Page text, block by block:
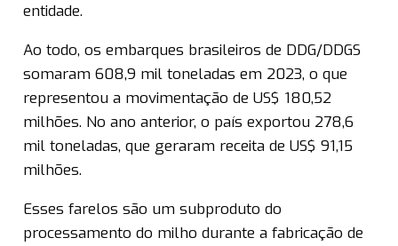
entidade.
Ao todo, os embarques brasileiros de DDG/DDGS
somaram 608,9 mil toneladas em 2023, o que
representou a movimentação de US$ 180,52
milhões. No ano anterior, o país exportou 278,6
mil toneladas, que geraram receita de US$ 91,15
milhões.
Esses farelos são um subproduto do
processamento do milho durante a fabricação de